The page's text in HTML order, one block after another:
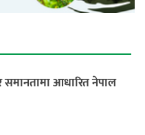
समानतामा आधारित नेपाल